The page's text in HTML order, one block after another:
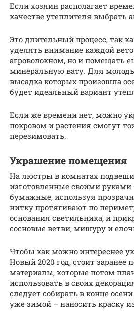
Если хозяин располагает
качестве утеплителя выбрать
Это длительный процесс, так
уделять внимание каждой
агроволокном, но и помещать
минеральную вату. Для
высадка которых произошла
будет идеальный вариант
Если же времени нет, можно
покровом и растения смогут
перезимовать.
Украшение помещения
На люстры в комнатах
изготовленные своими
бумажные, используя
нитку протягивают по
основания светильника, и
сосновые ветви, мишуру и
Чтобы как можно интереснее
Новый 2020 год, стоит заранее
материалы, которые потом
использовать в своих
следует собирать в конце
уже зимой – наносить краску